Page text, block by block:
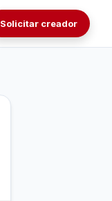
Solicitar creador